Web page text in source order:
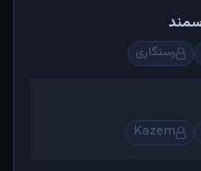
رستگاری
Kazem